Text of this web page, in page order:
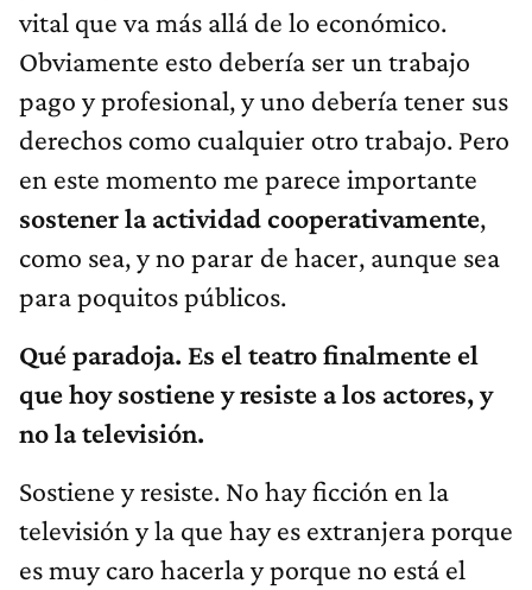
vital que va más allá de lo económico.
Obviamente esto debería ser un trabajo
pago y profesional, y uno debería tener sus
derechos como cualquier otro trabajo. Pero
en este momento me parece importante
sostener la actividad cooperativamente,
como sea, y no parar de hacer, aunque sea
para poquitos públicos.
Qué paradoja. Es el teatro finalmente el
que hoy sostiene y resiste a los actores, y
no la televisión.
Sostiene y resiste. No hay ficción en la
televisión y la que hay es extranjera porque
es muy caro hacerla y porque no está el